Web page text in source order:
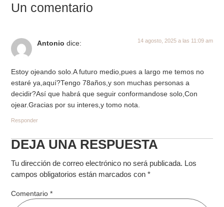
Un comentario
Antonio dice: 14 agosto, 2025 a las 11:09 am
Estoy ojeando solo.A futuro medio,pues a largo me temos no
estaré ya,aquí?Tengo 78años,y son muchas personas a
decidir?Así que habrá que seguir conformandose solo,Con
ojear.Gracias por su interes,y tomo nota.
Responder
DEJA UNA RESPUESTA
Tu dirección de correo electrónico no será publicada. Los
campos obligatorios están marcados con*
Comentario*